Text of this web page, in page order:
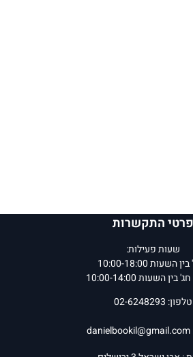
פרטי התקשרות
שעות פעילות:
השעות 10:00-18:00
השעות 10:00-14:00
טלפון: 02-6248293
danielbookil@gmail.com